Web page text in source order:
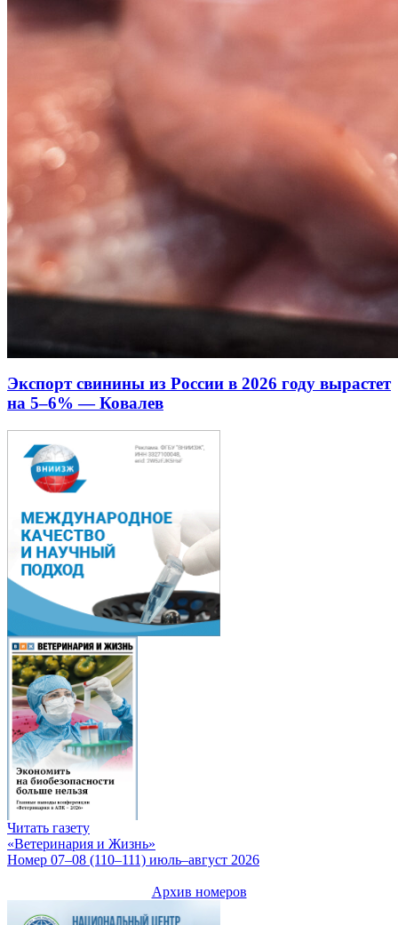
Экспорт свинины из России в 2026 году вырастет
на 5–6% — Ковалев
Читать газету
«Ветеринария и Жизнь»
Номер 07–08 (110–111) июль–август 2026
Архив номеров